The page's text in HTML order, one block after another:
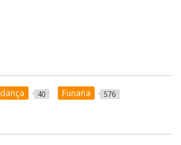
dança 40 Funana 576